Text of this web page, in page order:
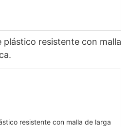
plástico resistente con malla